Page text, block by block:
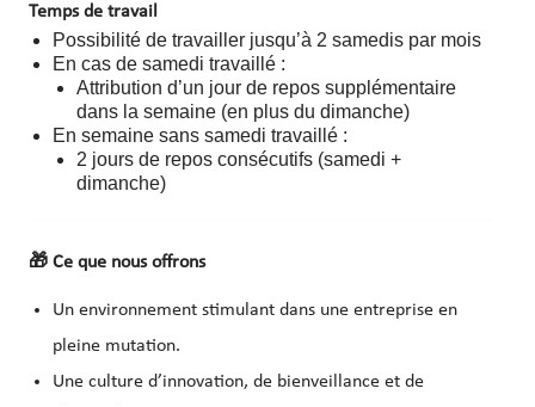
Temps de travail
Possibilité de travailler jusqu’à 2 samedis par mois
En cas de samedi travaillé :
Attribution d’un jour de repos supplémentaire
dans la semaine (en plus du dimanche)
En semaine sans samedi travaillé :
2 jours de repos consécutifs (samedi +
dimanche)
🎁 Ce que nous offrons
Un environnement stimulant dans une entreprise en
pleine mutation.
Une culture d’innovation, de bienveillance et de